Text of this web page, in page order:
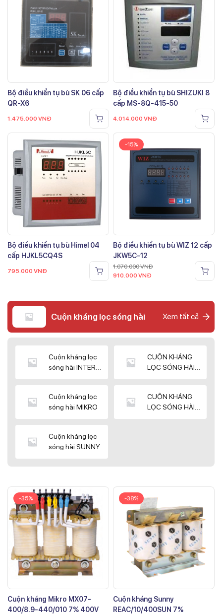
Bộ điều khiển tụ bù SK 06 cấp
QR-X6
1.475.000 VNĐ
Bộ điều khiển tụ bù SHIZUKI 8
cấp MS-8Q-415-50
4.014.000 VNĐ
Bộ điều khiển tụ bù Himel 04
cấp HJKL5CQ4S
795.000 VNĐ
-15%
Bộ điều khiển tụ bù WIZ 12 cấp
JKW5C-12
1.070.000VNĐ
910.000 VNĐ
Cuộn kháng lọc sóng hài Xem tất cả
Cuộn kháng lọc
sóng hài INTER
CUỘN KHÁNG
LỌC SÓNG HÀI
Cuộn kháng lọc
sóng hài MIKRO
CUỘN KHÁNG
LỌC SÓNG HÀI
Cuộn kháng lọc
sóng hài SUNNY
-35%
Cuộn kháng Mikro MX07-
400/8.9-440/010 7% 400V
-38%
Cuộn kháng Sunny
REAC/10/400SUN 7%